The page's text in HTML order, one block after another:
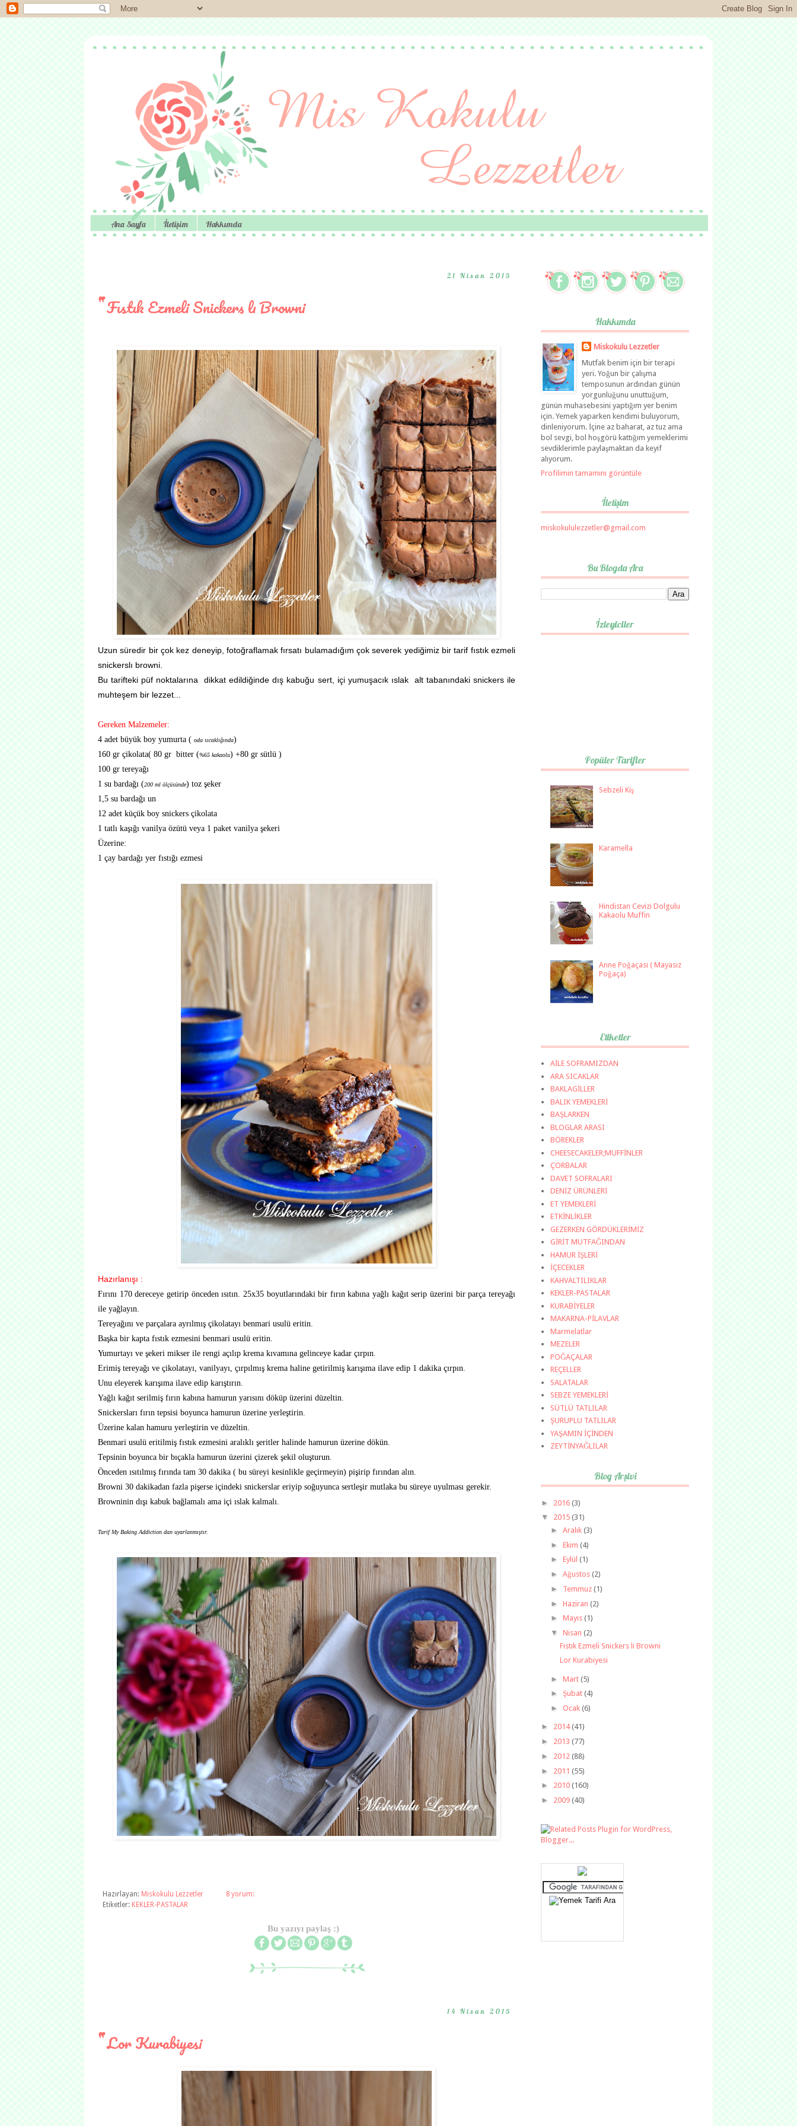
Ana Sayfa İletişim Hakkımda
21 Nisan 2015
Fıstık Ezmeli Snickers lı Browni
Uzun süredir bir çok kez deneyip, fotoğraflamak fırsatı bulamadığım çok severek yediğimiz bir tarif fıstık ezmeli
snickerslı browni.
Bu tarifteki püf noktalarına dikkat edildiğinde dış kabuğu sert, içi yumuşacık ıslakalt tabanındaki snickers ile
muhteşem bir lezzet...
Gereken Malzemeler:
4 adet büyük boy yumurta ( oda sıcaklığında)
160 gr çikolata( 80 gr bitter (%65 kakaolu) +80 gr sütlü )
100 gr tereyağı
1 su bardağı (200 ml ölçüsünde) toz şeker
1,5 su bardağı un
12 adet küçük boy snickers çikolata
1 tatlı kaşığı vanilya özütü veya 1 paket vanilya şekeri
Üzerine:
1 çay bardağı yer fıstığı ezmesi
Hazırlanışı :
Fırını 170 dereceye getirip önceden ısıtın. 25x35 boyutlarındaki bir fırın kabına yağlı kağıt serip üzerini bir parça tereyağı
ile yağlayın.
Tereyağını ve parçalara ayrılmış çikolatayı benmari usulü eritin.
Başka bir kapta fıstık ezmesini benmari usulü eritin.
Yumurtayı ve şekeri mikser ile rengi açılıp krema kıvamına gelinceye kadar çırpın.
Erimiş tereyağı ve çikolatayı, vanilyayı, çırpılmış krema haline getirilmiş karışıma ilave edip 1 dakika çırpın.
Unu eleyerek karışıma ilave edip karıştırın.
Yağlı kağıt serilmiş fırın kabına hamurun yarısını döküp üzerini düzeltin.
Snickersları fırın tepsisi boyunca hamurun üzerine yerleştirin.
Üzerine kalan hamuru yerleştirin ve düzeltin.
Benmari usulü eritilmiş fıstık ezmesini aralıklı şeritler halinde hamurun üzerine dökün.
Tepsinin boyunca bir bıçakla hamurun üzerini çizerek şekil oluşturun.
Önceden ısıtılmış fırında tam 30 dakika ( bu süreyi kesinlikle geçirmeyin) pişirip fırından alın.
Browni 30 dakikadan fazla pişerse içindeki snickerslar eriyip soğuyunca sertleşir mutlaka bu süreye uyulması gerekir.
Browninin dışı kabuk bağlamalı ama içi ıslak kalmalı.
Tarif My Baking Addiction dan uyarlanmıştır.
Hazırlayan: Miskokulu Lezzetler
8 yorum:
Etiketler: KEKLER-PASTALAR
Bu yazıyı paylaş :)
14 Nisan 2015
Lor Kurabiyesi
Hakkımda
Miskokulu Lezzetler
Mutfak benim için bir terapi
yeri. Yoğun bir çalışma
temposunun ardından günün
yorgunluğunu unuttuğum,
günün muhasebesini yaptığım yer benim
için. Yemek yaparken kendimi buluyorum,
dinleniyorum. İçine az baharat, az tuz ama
bol sevgi, bol hoşgörü kattığım yemeklerimi
sevdiklerimle paylaşmaktan da keyif
alıyorum.
Profilimin tamamını görüntüle
İletişim
miskokululezzetler@gmail.com
Bu Blogda Ara
İzleyiciler
Popüler Tarifler
Sebzeli Kiş
Karamella
Hindistan Cevizi Dolgulu
Kakaolu Muffin
Anne Poğaçası ( Mayasız
Poğaça)
Etiketler
AİLE SOFRAMIZDAN
ARA SICAKLAR
BAKLAGİLLER
BALIK YEMEKLERİ
BAŞLARKEN
BLOGLAR ARASI
BÖREKLER
CHEESECAKELER;MUFFİNLER
ÇORBALAR
DAVET SOFRALARI
DENİZ ÜRÜNLERİ
ET YEMEKLERİ
ETKİNLİKLER
GEZERKEN GÖRDÜKLERİMİZ
GİRİT MUTFAĞINDAN
HAMUR İŞLERİ
İÇECEKLER
KAHVALTILIKLAR
KEKLER-PASTALAR
KURABİYELER
MAKARNA-PİLAVLAR
Marmelatlar
MEZELER
POĞAÇALAR
REÇELLER
SALATALAR
SEBZE YEMEKLERİ
SÜTLÜ TATLILAR
ŞURUPLU TATLILAR
YAŞAMIN İÇİNDEN
ZEYTİNYAĞLILAR
Blog Arşivi
► 2016 (3)
▼ 2015 (31)
► Aralık (3)
► Ekim (4)
► Eylül (1)
► Ağustos (2)
► Temmuz (1)
► Haziran (2)
► Mayıs (1)
▼ Nisan (2)
Fıstık Ezmeli Snickers lı Browni
Lor Kurabiyesi
► Mart (5)
► Şubat (4)
► Ocak (6)
► 2014(41)
► 2013 (77)
► 2012 (88)
► 2011 (55)
► 2010 (160)
► 2009 (40)